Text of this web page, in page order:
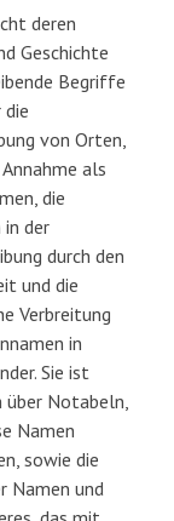
deren
Geschichte
Begriffe
von Orten,
als
die
in der
durch den
und die
Verbreitung
in
Sie ist
über Notabeln,
Namen
sowie die
Namen und